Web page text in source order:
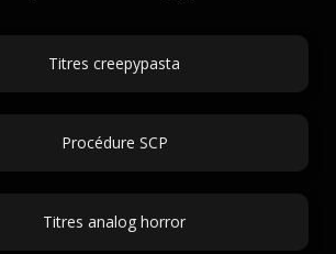
Titres creepypasta
Procédure SCP
Titres analog horror